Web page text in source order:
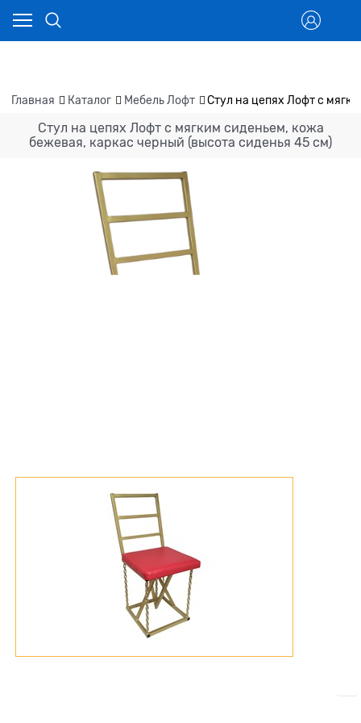
Главная Каталог Мебель Лофт Стул на цепях Лофт с
Стул на цепях Лофт с мягким сиденьем, кожа
бежевая, каркас черный (высота сиденья 45 см)